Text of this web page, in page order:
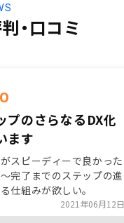
・口コミ
プのさらなるDX化
ます
スピーディーで良かった
完了までのステップの進
仕組みが欲しい。
2021年06月12日